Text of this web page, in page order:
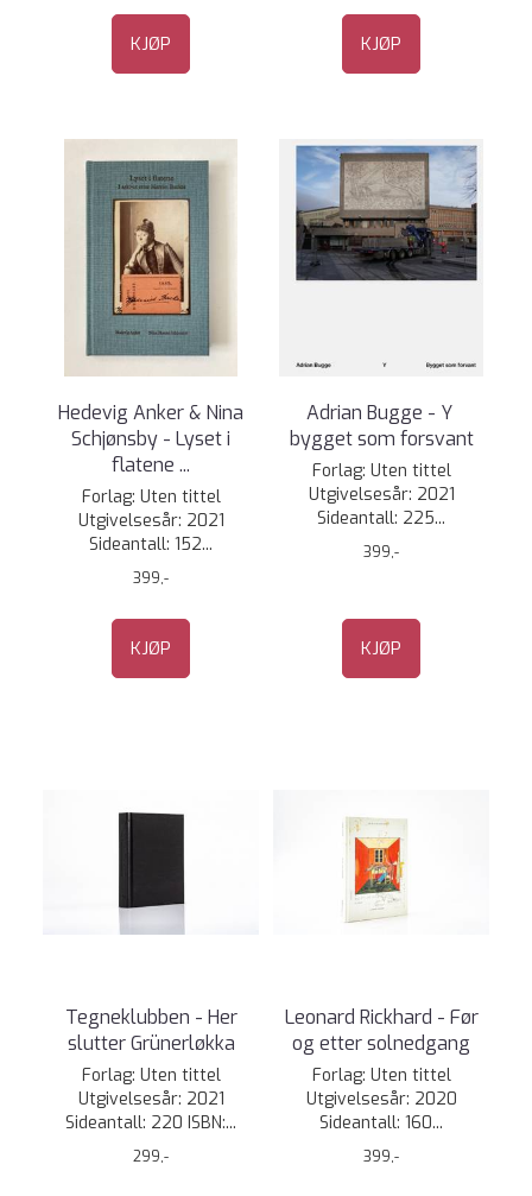
KJØP KJØP
Hedevig Anker & Nina
Schjønsby - Lyset i
flatene ...
Forlag: Uten tittel
Utgivelsesår: 2021
Sideantall: 152...
399,-
KJØP
Adrian Bugge - Y 
bygget som forsvant
Forlag: Uten tittel
Utgivelsesår: 2021
Sideantall: 225...
399,-
KJØP
Tegneklubben - Her
slutter Grünerløkka
Forlag: Uten tittel
Utgivelsesår: 2021
Sideantall: 220 ISBN:...
299,-
Leonard Rickhard - Før
og etter solnedgang
Forlag: Uten tittel
Utgivelsesår: 2020
Sideantall: 160...
399,-